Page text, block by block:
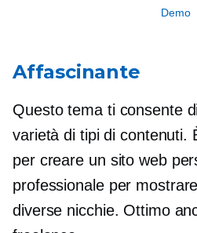
Demo
Affascinante
Questo tema ti consente
varietà di tipi di contenuti.
per creare un sito web
professionale per
diverse nicchie. Ottimo